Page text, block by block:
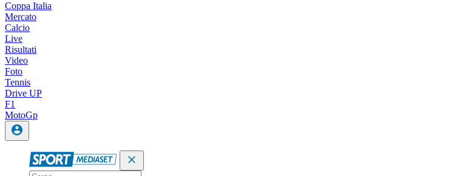
Coppa Italia
Mercato
Calcio
Live
Risultati
Video
Foto
Tennis
Drive UP
F1
MotoGp